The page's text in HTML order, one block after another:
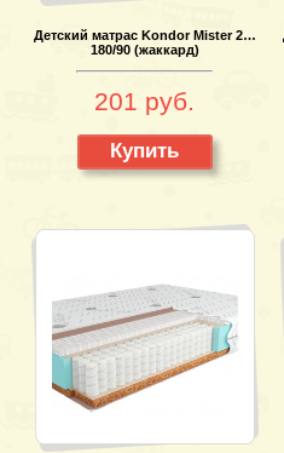
Детский матрас Kondor Mister 2…
180/90 (жаккард)
201 руб.
Купить